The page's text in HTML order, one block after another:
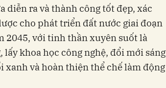
diễn ra và thành công tốt đẹp, xác
cho phát triển đất nước giai đoạn
2045, với tinh thần xuyên suốt là
khoa học công nghệ, đổi mới sáng
xanh và hoàn thiện thể chế làm động